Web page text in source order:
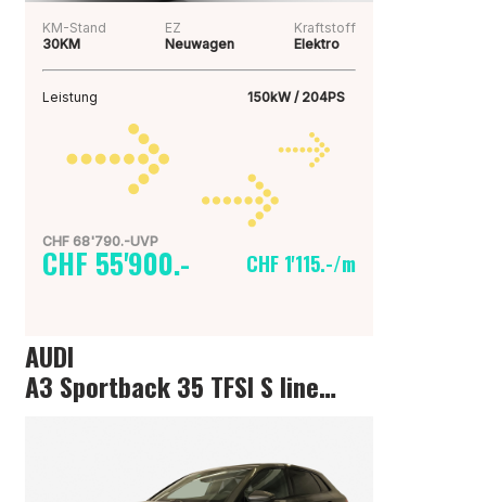
KM-Stand
30KM
EZ
Neuwagen
Kraftstoff
Elektro
Leistung 150kW / 204PS
CHF 68'790.-UVP
CHF 55'900.- CHF 1'115.-/m
AUDI
A3 Sportback 35 TFSI S line Attraction